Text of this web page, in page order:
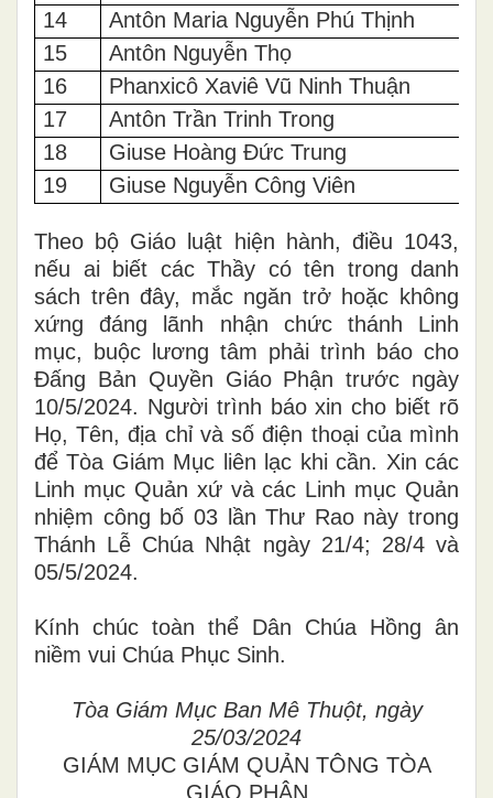
14
Antôn Maria Nguyễn Phú Thịnh
15
Antôn Nguyễn Thọ
16
Phanxicô Xaviê Vũ Ninh Thuận
17
Antôn Trần Trinh Trong
18
Giuse Hoàng Đức Trung
19
Giuse Nguyễn Công Viên
Theo bộ Giáo luật hiện hành, điều 1043,
nếu ai biết các Thầy có tên trong danh
sách trên đây, mắc ngăn trở hoặc không
xứng đáng lãnh nhận chức thánh Linh
mục, buộc lương tâm phải trình báo cho
Đấng Bản Quyền Giáo Phận trước ngày
10/5/2024. Người trình báo xin cho biết rõ
Họ, Tên, địa chỉ và số điện thoại của mình
để Tòa Giám Mục liên lạc khi cần. Xin các
Linh mục Quản xứ và các Linh mục Quản
nhiệm công bố 03lần Thư Rao này trong
Thánh Lễ Chúa Nhật ngày 21/4; 28/4và
05/5/2024.
Kính chúc toàn thể Dân Chúa Hồng ân
niềm vui Chúa Phục Sinh.
Tòa Giám Mục Ban Mê Thuột, ngày
25/03/2024
GIÁM MỤC GIÁM QUẢN TÔNG TÒA
GIÁO PHẬN